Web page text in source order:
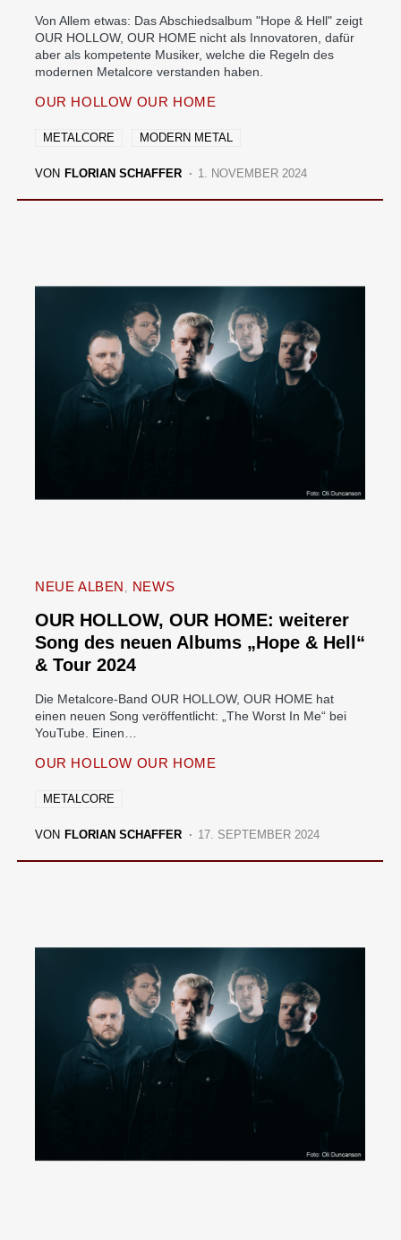
Von Allem etwas: Das Abschiedsalbum "Hope & Hell" zeigt
OUR HOLLOW, OUR HOME nicht als Innovatoren, dafür
aber als kompetente Musiker, welche die Regeln des
modernen Metalcore verstanden haben.
OUR HOLLOW OUR HOME
METALCORE MODERN METAL
VON FLORIAN SCHAFFER 1. NOVEMBER 2024
NEUE ALBEN NEWS
OUR HOLLOW, OUR HOME: weiterer
Song des neuen Albums „Hope & Hell“
& Tour 2024
Die Metalcore-Band OUR HOLLOW, OUR HOME hat
einen neuen Song veröffentlicht: „The Worst In Me“ bei
YouTube. Einen…
OUR HOLLOW OUR HOME
METALCORE
VON FLORIAN SCHAFFER 17. SEPTEMBER 2024